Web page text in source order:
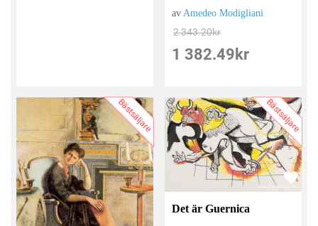
av Amedeo Modigliani
2 343.20kr
1 382.49 kr
Bästsäljare Bästsäljare
Det är Guernica